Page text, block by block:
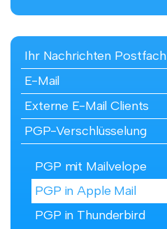
Ihr Nachrichten Postfach
E-Mail
Externe E-Mail Clients
PGP-Verschlüsselung
PGP mit Mailvelope
PGP in Apple Mail
PGP in Thunderbird